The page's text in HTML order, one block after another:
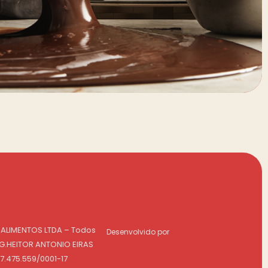
LTDA – Todos
ANTONIO EIRAS
0001-17
Desenvolvido por